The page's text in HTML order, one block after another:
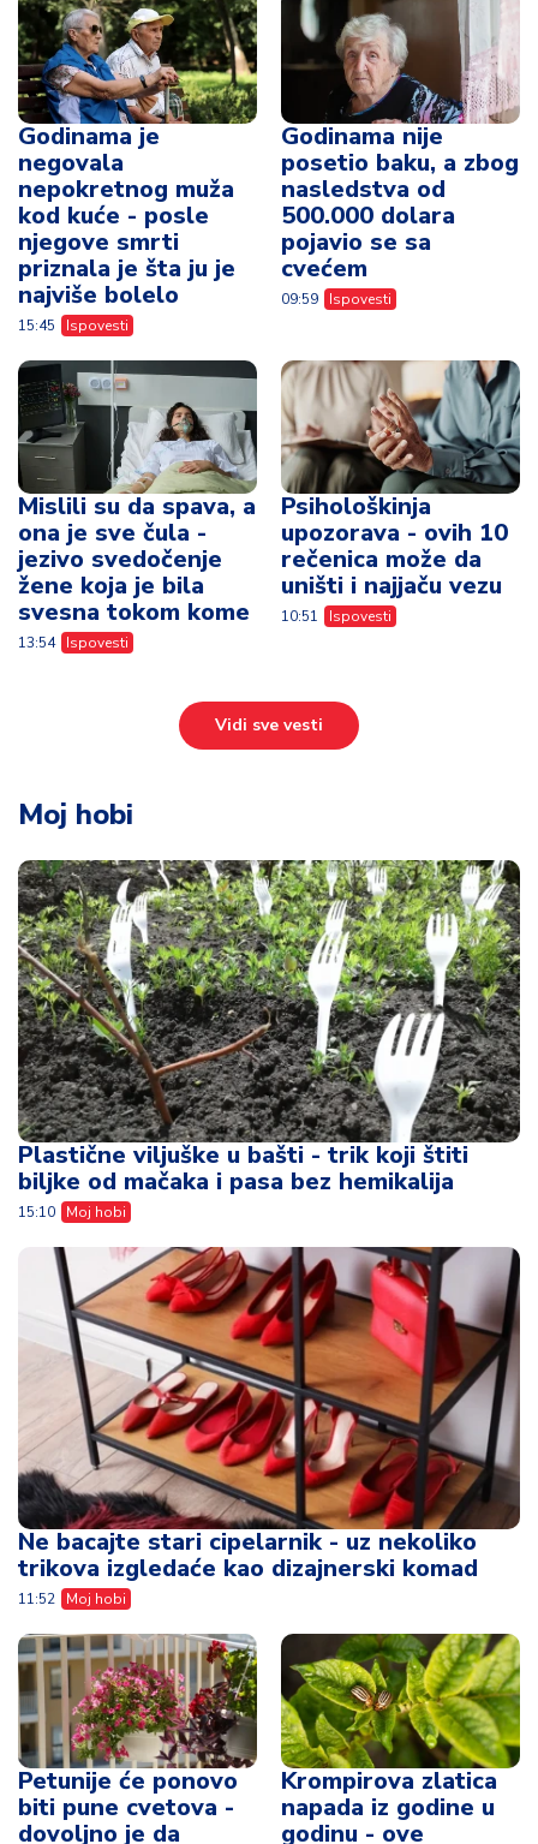
Godinama je
negovala
nepokretnog muža
kod kuće - posle
njegove smrti
priznala je šta ju je
najviše bolelo
15:45 Ispovesti
Godinama nije
posetio baku, a zbog
nasledstva od
500.000 dolara
pojavio se sa
cvećem
09:59 Ispovesti
Mislili su da spava, a
ona je sve čula -
jezivo svedočenje
žene koja je bila
svesna tokom kome
13:54 Ispovesti
Psihološkinja
upozorava - ovih 10
rečenica može da
uništi i najjaču vezu
10:51 Ispovesti
Vidi sve vesti
Moj hobi
Plastične viljuške u bašti - trik koji štiti
biljke od mačaka i pasa bez hemikalija
15:10 Moj hobi
Ne bacajte stari cipelarnik - uz nekoliko
trikova izgledaće kao dizajnerski komad
11:52 Moj hobi
Petunije će ponovo
biti pune cvetova -
dovoljno je da
Krompirova zlatica
napada iz godine u
godinu - ove